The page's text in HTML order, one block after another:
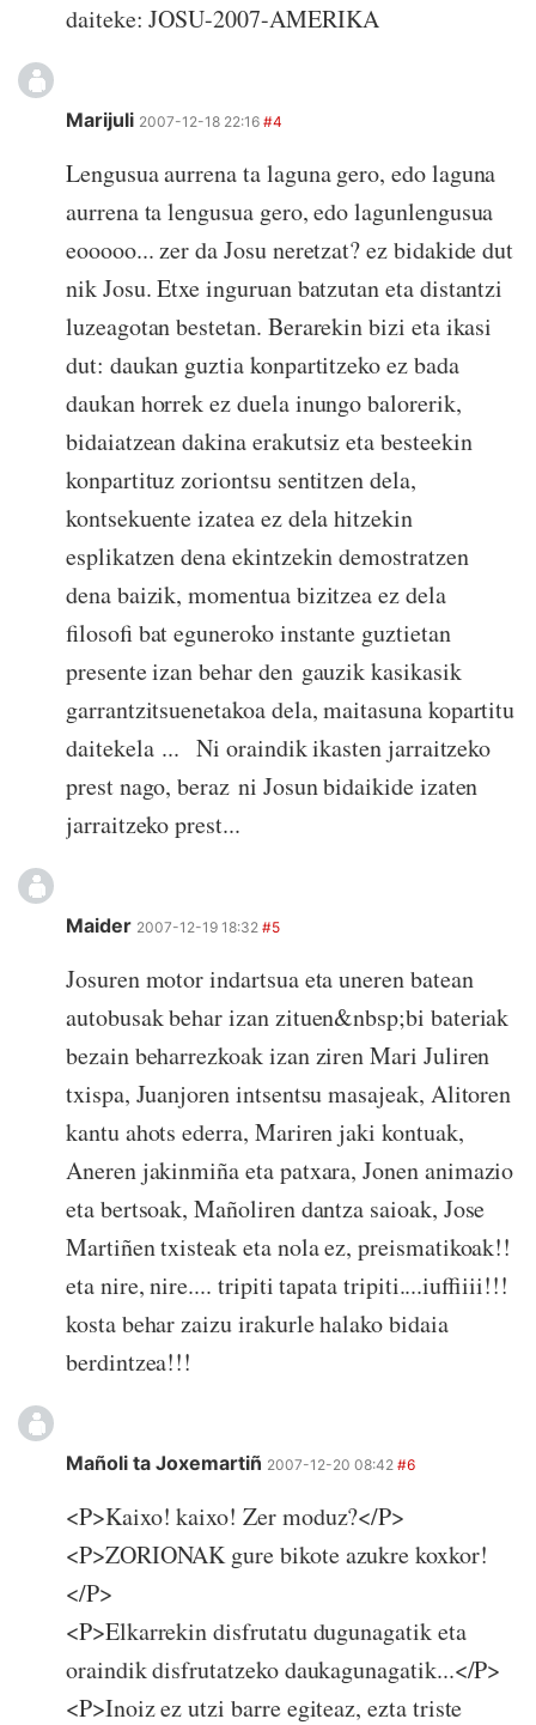
daiteke: JOSU-2007-AMERIKA
Marijuli 2007-12-18 22:16 #4
Lengusua aurrena ta laguna gero, edo laguna
aurrena ta lengusua gero, edo lagunlengusua
eooooo... zer da Josu neretzat? ez bidakide dut
nik Josu. Etxe inguruan batzutan eta distantzi
luzeagotan bestetan. Berarekin bizi eta ikasi
dut: daukan guztia konpartitzeko ez bada
daukan horrek ez duela inungo balorerik,
bidaiatzean dakina erakutsiz eta besteekin
konpartituz zoriontsu sentitzen dela,
kontsekuente izatea ez dela hitzekin
esplikatzen dena ekintzekin demostratzen
dena baizik, momentua bizitzea ez dela
filosofi bat eguneroko instante guztietan
presente izan behar den gauzik kasikasik
garrantzitsuenetakoa dela, maitasuna kopartitu
daitekela ... Ni oraindik ikasten jarraitzeko
prest nago, beraz ni Josun bidaikide izaten
jarraitzeko prest...
Maider 2007-12-19 18:32 #5
Josuren motor indartsua eta uneren batean
autobusak behar izan zituen&nbsp;bi bateriak
bezain beharrezkoak izan ziren Mari Juliren
txispa, Juanjoren intsentsu masajeak, Alitoren
kantu ahots ederra, Mariren jaki kontuak,
Aneren jakinmiña eta patxara, Jonen animazio
eta bertsoak, Mañoliren dantza saioak, Jose
Martiñen txisteak eta nola ez, preismatikoak!!
eta nire, nire.... tripiti tapata tripiti....iuffiiii!!!
kosta behar zaizu irakurle halako bidaia
berdintzea!!!
Mañoli ta Joxemartiñ 2007-12-20 08:42 #6
<P>Kaixo! kaixo! Zer moduz?</P>
<P>ZORIONAK gure bikote azukre koxkor!
</P>
<P>Elkarrekin disfrutatu dugunagatik eta
oraindik disfrutatzeko daukagunagatik...</P>
<P>Inoiz ez utzi barre egiteaz, ezta triste